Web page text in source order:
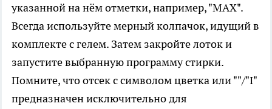
указанной на нём отметки, например, "MAX".
Всегда используйте мерный колпачок, идущий в
комплекте с гелем. Затем закройте лоток и
запустите выбранную программу стирки.
Помните, что отсек с символом цветка или ""/"I"
предназначен исключительно для